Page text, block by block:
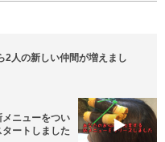
2人の新しい仲間が増えまし
メニューをつい
タートしました